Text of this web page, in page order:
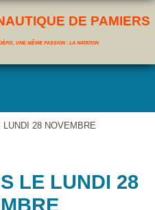
DE PAMIERS
UNE MÊME PASSION : LA NATATION
LUNDI 28 NOVEMBRE
LE LUNDI 28